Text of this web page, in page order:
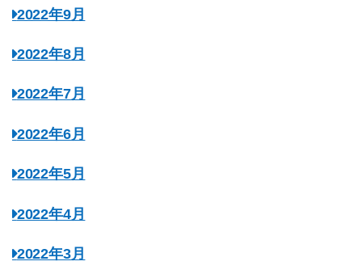
2022年9月
2022年8月
2022年7月
2022年6月
2022年5月
2022年4月
2022年3月